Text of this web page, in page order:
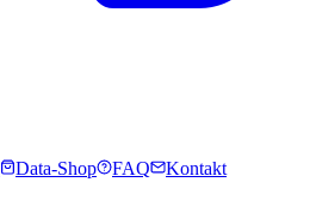
Data-Shop FAQ
Kontakt